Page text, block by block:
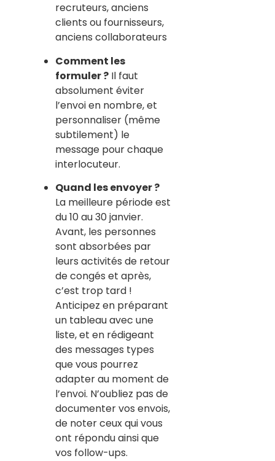
recruteurs, anciens
clients ou fournisseurs,
anciens collaborateurs
Comment les
formuler ? Il faut
absolument éviter
l’envoi en nombre, et
personnaliser (même
subtilement) le
message pour chaque
interlocuteur.
Quand les envoyer ?
La meilleure période est
du 10 au 30 janvier.
Avant, les personnes
sont absorbées par
leurs activités de retour
de congés et après,
c’est trop tard !
Anticipez en préparant
un tableau avec une
liste, et en rédigeant
des messages types
que vous pourrez
adapter au moment de
l’envoi. N’oubliez pas de
documenter vos envois,
de noter ceux qui vous
ont répondu ainsi que
vos follow-ups.